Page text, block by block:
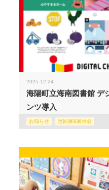
2025.12.24
海陽町立海南図書館 デ
ンツ導入
お知らせ 巡回展&展示会